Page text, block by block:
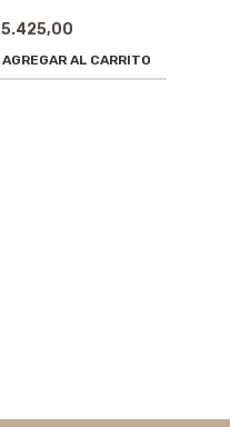
5.425,00
AGREGAR AL CARRITO